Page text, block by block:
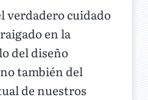
verdadero cuidado
en la
del diseño
también del
de nuestros